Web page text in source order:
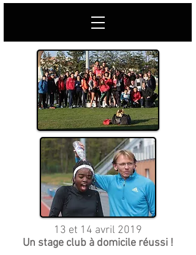
13 et 14 avril 2019
Un stage club à domicile réussi !